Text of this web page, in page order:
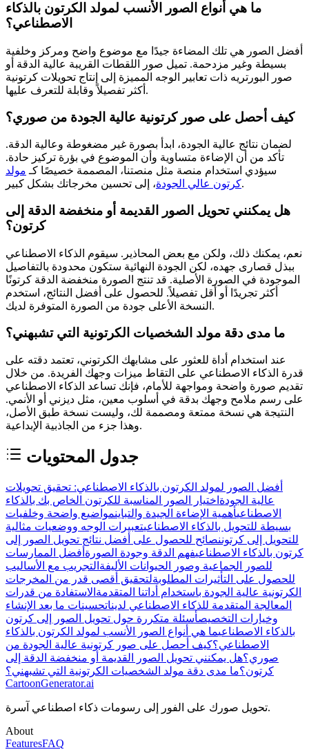
ما هي أنواع الصور الأنسب لمولد الكرتون بالذكاء
الاصطناعي؟
أفضل الصور هي تلك المضاءة جيدًا مع موضوع واضح ومركز وخلفية
بسيطة وغير مزدحمة. تميل صور اللقطات القريبة عالية الدقة أو
صور البورتريه ذات تعابير الوجه المميزة إلى إنتاج تحويلات كرتونية
أكثر تفصيلاً وقابلة للتعرف عليها.
كيف أحصل على صور كرتونية عالية الجودة من صوري؟
لضمان نتائج عالية الجودة، ابدأ بصورة غير مضغوطة وعالية الدقة.
تأكد من أن الإضاءة متساوية وأن الموضوع في بؤرة تركيز حادة.
سيؤدي استخدام منصة مثل منصتنا، المصممة خصيصًا كـ مولد
كرتون عالي الجودة، إلى تحسين مخرجاتك بشكل كبير.
هل يمكنني تحويل الصور القديمة أو منخفضة الدقة إلى
كرتون؟
نعم، يمكنك ذلك، ولكن مع بعض المحاذير. سيقوم الذكاء الاصطناعي
ببذل قصارى جهده، لكن الجودة النهائية ستكون محدودة بالتفاصيل
الموجودة في الصورة الأصلية. قد تنتج الصورة منخفضة الدقة كرتونًا
أكثر تجريدًا أو أقل تفصيلاً. للحصول على أفضل النتائج، استخدم
النسخة الأعلى جودة من الصورة المتوفرة لديك.
ما مدى دقة مولد الشخصيات الكرتونية التي تشبهني؟
عند استخدام أداة للعثور على مشابهك الكرتوني، تعتمد دقته على
قدرة الذكاء الاصطناعي على التقاط ميزات وجهك الفريدة. من خلال
تقديم صورة واضحة ومواجهة للأمام، فإنك تساعد الذكاء الاصطناعي
على رسم ملامح وجهك بدقة في أسلوب معين، مثل ديزني أو الأنمي.
النتيجة هي نسخة ممتعة ومصممة لك، وليست نسخة طبق الأصل،
وهذا جزء من الجاذبية الإبداعية.
جدول المحتويات
أفضل الصور لمولد الكرتون بالذكاء الاصطناعي: تحقيق تحويلات
عالية الجودة اختيار الصور المناسبة للكرتون الخاص بك بالذكاء
الاصطناعيأهمية الإضاءة الجيدة والتباينمواضيع واضحة وخلفيات
بسيطة للتحويل بالذكاء الاصطناعيتعبيرات الوجه ووضعيات مثالية
للتحويل إلى كرتوننصائح للحصول على أفضل نتائج تحويل الصور إلى
كرتون بالذكاء الاصطناعيفهم الدقة وجودة الصورة أفضل الممارسات
للصور الجماعية وصور الحيوانات الأليفة التجريب مع الأساليب
للحصول على التأثيرات المطلوبةلتحقيق أقصى قدر من المخرجات
الكرتونية عالية الجودة باستخدام أداتنا المتقدمة الاستفادة من قدرات
المعالجة المتقدمة للذكاء الاصطناعي لديناتحسينات ما بعد الإنشاء
وخيارات التخصيصأسئلة متكررة حول تحويل الصور إلى كرتون
بالذكاء الاصطناعيما هي أنواع الصور الأنسب لمولد الكرتون بالذكاء
الاصطناعي؟كيف أحصل على صور كرتونية عالية الجودة من
صوري؟هل يمكنني تحويل الصور القديمة أو منخفضة الدقة إلى
كرتون؟ما مدى دقة مولد الشخصيات الكرتونية التي تشبهني؟
CartoonGenerator.ai
تحويل صورك على الفور إلى رسومات ذكاء اصطناعي آسرة.
About
FeaturesFAQ